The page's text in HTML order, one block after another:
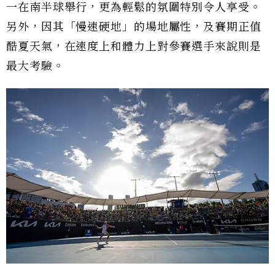
一在南半球舉行，更為輕鬆的氛圍特別令人享受。
另外，因其「慢速硬地」的場地屬性，及賽期正值
酷夏天氣，在速度上和體力上對參賽選手來說則是
最大考驗。